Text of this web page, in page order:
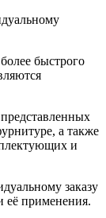
быстрого
а также
и
заказу
её применения.